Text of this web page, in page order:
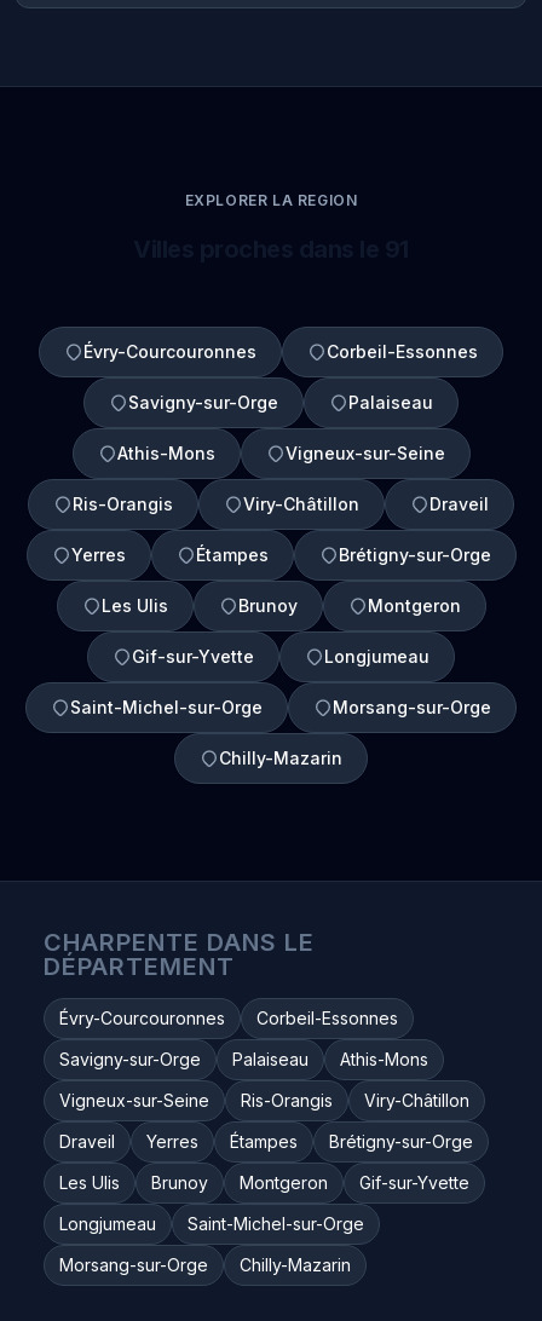
EXPLORER LA REGION
Évry-Courcouronnes Corbeil-Essonnes
Savigny-sur-Orge Palaiseau
Athis-Mons Vigneux-sur-Seine
Ris-Orangis Viry-Châtillon Draveil
Yerres Étampes Brétigny-sur-Orge
Les Ulis Brunoy Montgeron
Gif-sur-Yvette Longjumeau
Saint-Michel-sur-Orge Morsang-sur-Orge
Chilly-Mazarin
CHARPENTE DANS LE
DÉPARTEMENT
Évry-Courcouronnes
Corbeil-Essonnes
Savigny-sur-Orge
Palaiseau
Athis-Mons
Vigneux-sur-Seine
Ris-Orangis
Viry-Châtillon
Draveil
Yerres Étampes
Brétigny-sur-Orge
Les Ulis
Brunoy Montgeron
Gif-sur-Yvette
Longjumeau
Saint-Michel-sur-Orge
Morsang-sur-Orge
Chilly-Mazarin